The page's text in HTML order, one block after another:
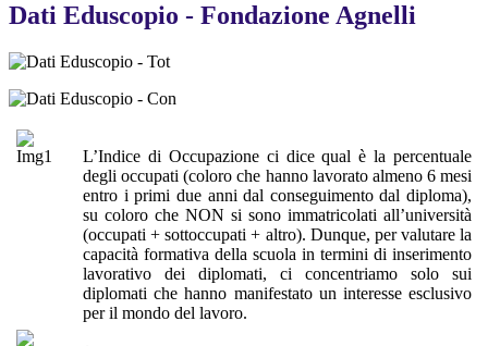
Dati Eduscopio - Fondazione Agnelli
L’Indice di Occupazione ci dice qual è la percentuale
degli occupati (coloro che hanno lavorato almeno 6 mesi
entro i primi due anni dal conseguimento dal diploma),
su coloro che NON si sono immatricolati all’università
(occupati + sottoccupati + altro). Dunque, per valutare la
capacità formativa della scuola in termini di inserimento
lavorativo dei diplomati, ci concentriamo solo sui
diplomati che hanno manifestato un interesse esclusivo
per il mondo del lavoro.